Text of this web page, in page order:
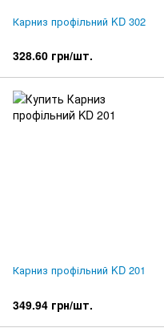
Карниз профільний KD 302
328.60 грн/шт.
Карниз профільний KD 201
349.94 грн/шт.